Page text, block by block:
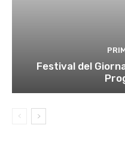
Festival del